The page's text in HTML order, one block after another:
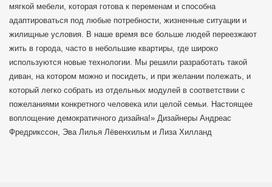
мягкой мебели, которая готова к переменам и способна
адаптироваться под любые потребности, жизненные ситуации и
жилищные условия. В наше время все больше людей переезжают
жить в города, часто в небольшие квартиры, где широко
используются новые технологии. Мы решили разработать такой
диван, на котором можно и посидеть, и при желании полежать, и
который легко собрать из отдельных модулей в соответствии с
пожеланиями конкретного человека или целой семьи. Настоящее
воплощение демократичного дизайна!» Дизайнеры Андреас
Фредрикссон, Эва Лилья Лёвенхильм и Лиза Хилланд